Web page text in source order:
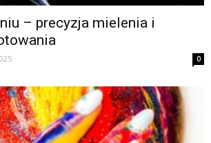
– precyzja mielenia i
0